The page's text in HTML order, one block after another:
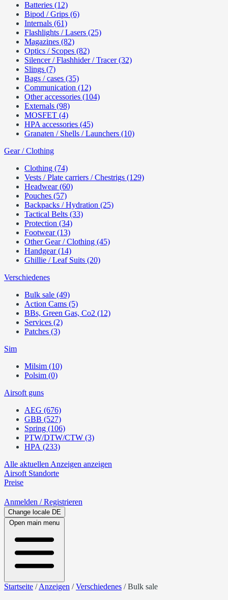
Batteries (12)
Bipod / Grips (6)
Internals (61)
Flashlights / Lasers (25)
Magazines (82)
Optics / Scopes (82)
Silencer / Flashhider / Tracer (32)
Slings (7)
Bags / cases (35)
Communication (12)
Other accessories (104)
Externals (98)
MOSFET (4)
HPA accessories (45)
Granaten / Shells / Launchers (10)
Gear / Clothing
Clothing (74)
Vests / Plate carriers / Chestrigs (129)
Headwear (60)
Pouches (57)
Backpacks / Hydration (25)
Tactical Belts (33)
Protection (34)
Footwear (13)
Other Gear / Clothing (45)
Handgear (14)
Ghillie / Leaf Suits (20)
Verschiedenes
Bulk sale (49)
Action Cams (5)
BBs, Green Gas, Co2 (12)
Services (2)
Patches (3)
Sim
Milsim (10)
Polsim (0)
Airsoft guns
AEG (676)
GBB (527)
Spring (106)
PTW/DTW/CTW (3)
HPA (233)
Alle aktuellen Anzeigen anzeigen
Airsoft Standorte
Preise
Anmelden / Registrieren
Change locale DE
Open main menu
Startseite /Anzeigen /Verschiedenes /Bulk sale